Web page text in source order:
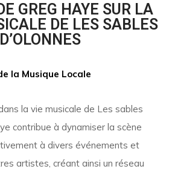
GREG HAYE SUR LA
DE LES SABLES
D’OLONNES
la Musique Locale
la vie musicale de Les sables
contribue à dynamiser la scène
à divers événements et
artistes, créant ainsi un réseau